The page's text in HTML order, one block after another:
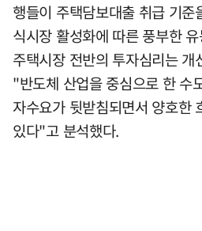
행들이 주택담보대출 취급 기
식시장 활성화에 따른 풍부한
주택시장 전반의 투자심리는
"반도체 산업을 중심으로 한 수
자수요가 뒷받침되면서 양호한
있다"고 분석했다.